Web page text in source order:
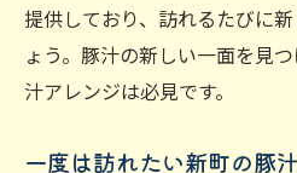
提供しており、訪れるたびに
ょう。豚汁の新しい一面を見
汁アレンジは必見です。
一度は訪れたい新町の豚